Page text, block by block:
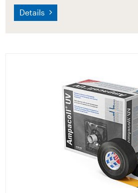
Details